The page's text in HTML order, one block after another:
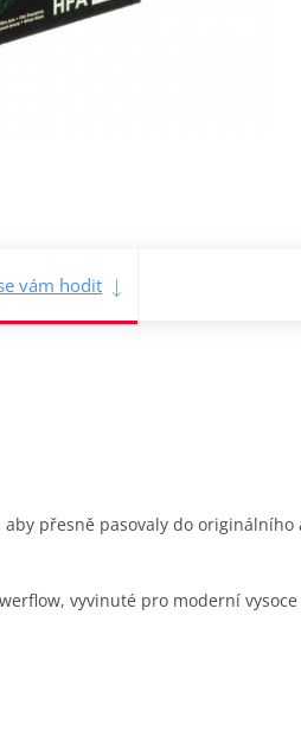
vám hodit
přesně pasovaly do
vyvinuté pro moderní